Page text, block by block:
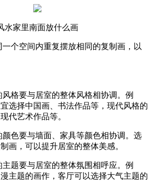
水家里南面放什么画
个空间内重复摆放相同的复制画，以
格要与居室的整体风格相协调。例
选择中国画、书法作品等，现代风格的
代艺术作品等。
色要与墙面、家具等颜色相协调。选
画，可以提升居室的整体美感。
题要与居室的整体氛围相呼应。例
主题的画作，客厅可以选择大气主题的